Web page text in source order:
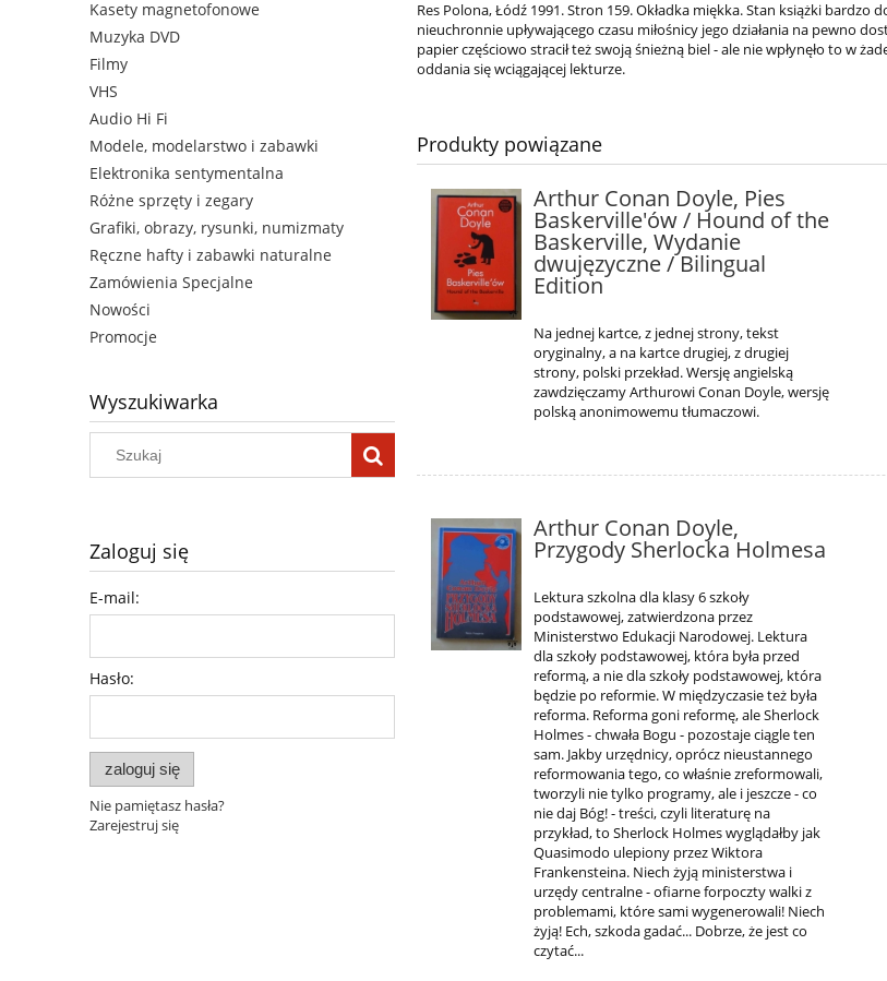
Kasety magnetofonowe
Muzyka DVD
Filmy
VHS
Audio Hi Fi
Modele, modelarstwo i zabawki
Elektronika sentymentalna
Różne sprzęty i zegary
Grafiki, obrazy, rysunki, numizmaty
Ręczne hafty i zabawki naturalne
Zamówienia Specjalne
Nowości
Promocje
Wyszukiwarka
Zaloguj się
E-mail:
Hasło:
zaloguj się
Nie pamiętasz hasła?
Zarejestruj się
Res Polona, Łódź 1991. Stron 159. Okładka miękka. Stan książki bardzo
nieuchronnie upływającego czasu miłośnicy jego działania na pewno
papier częściowo stracił też swoją śnieżną biel - ale nie wpłynęło to w
oddania się wciągającej lekturze.
Produkty powiązane
Arthur Conan Doyle, Pies
Baskerville'ów / Hound of the
Baskerville, Wydanie
dwujęzyczne / Bilingual
Edition
Na jednej kartce, z jednej strony, tekst
oryginalny, a na kartce drugiej, z drugiej
strony, polski przekład. Wersję angielską
zawdzięczamy Arthurowi Conan Doyle, wersję
polską anonimowemu tłumaczowi.
Arthur Conan Doyle,
Przygody Sherlocka Holmesa
Lektura szkolna dla klasy 6 szkoły
podstawowej, zatwierdzona przez
Ministerstwo Edukacji Narodowej. Lektura
dla szkoły podstawowej, która była przed
reformą, a nie dla szkoły podstawowej, która
będzie po reformie. W międzyczasie też była
reforma. Reforma goni reformę, ale Sherlock
Holmes - chwała Bogu - pozostaje ciągle ten
sam. Jakby urzędnicy, oprócz nieustannego
reformowania tego, co właśnie zreformowali,
tworzyli nie tylko programy, ale i jeszcze - co
nie daj Bóg! - treści, czyli literaturę na
przykład, to Sherlock Holmes wyglądałby jak
Quasimodo ulepiony przez Wiktora
Frankensteina. Niech żyją ministerstwa i
urzędy centralne - ofiarne forpoczty walki z
problemami, które sami wygenerowali! Niech
żyją! Ech, szkoda gadać... Dobrze, że jest co
czytać...